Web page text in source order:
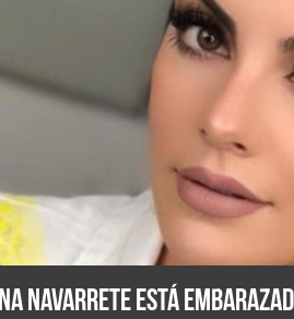
Navarrete está